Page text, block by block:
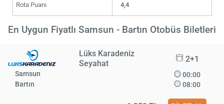
Rota Puanı 4,4
En Uygun Fiyatlı Samsun - Bartın Otobüs Biletleri
Lüks Karadeniz
Seyahat
2+1
Samsun
Bartın
00:00
08:00